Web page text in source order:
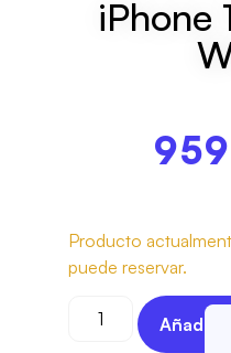
iPhone
Producto
puede reservar.
Añadir